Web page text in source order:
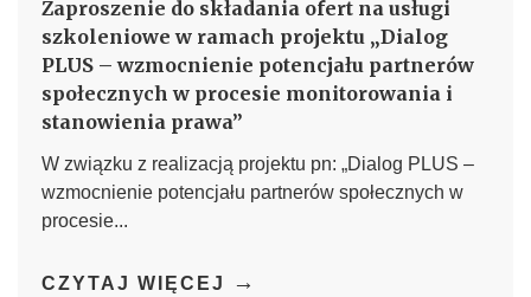
Zaproszenie do składania ofert na usługi
szkoleniowe w ramach projektu „Dialog
PLUS – wzmocnienie potencjału partnerów
społecznych w procesie monitorowania i
stanowienia prawa”
W związku z realizacją projektu pn: „Dialog PLUS –
wzmocnienie potencjału partnerów społecznych w
procesie...
CZYTAJ WIĘCEJ →